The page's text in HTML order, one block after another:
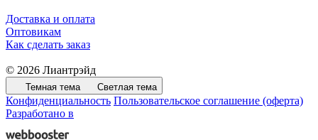
Доставка и оплата
Оптовикам
Как сделать заказ
© 2026 Лиантрэйд
Темная тема Светлая тема
Конфиденциальность Пользовательское соглашение (оферта)
Разработано в